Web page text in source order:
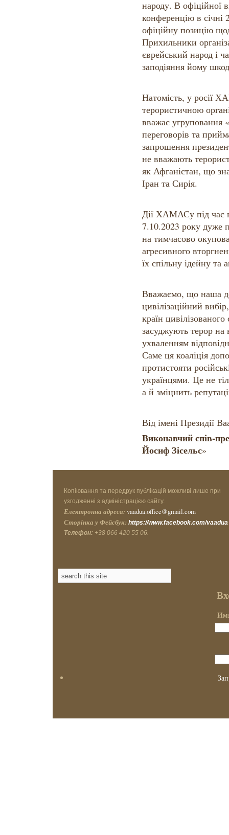
народу. В офіційної
конференцію в
офіційну позицію
Прихильники
єврейський народ і
заподіяння йому
Натомість, у росії
терористичною
вважає угруповання
переговорів та
запрошення
не вважають
як Афганістан, що
Іран та Сирія.
Дії ХАМАСу під час
7.10.2023 року дуже
на тимчасово
агресивного
їх спільну ідейну та
Вважаємо, що наша
цивілізаційний
країн
засуджують терор на
ухваленням
Саме ця коаліція
протистояти
українцями. Це не
а й зміцнить
Від імені Президії
Виконавчий спів-
Йосиф Зісельс»
Копіювання та передрук публікацій можливі лише при
узгодженні з адміністрацією сайту.
Електронна адреса: vaadua.office@gmail.com
Сторінка у Фейсбук: https://www.facebook.com/vaadua
Телефон: +38 066 420 55 06.